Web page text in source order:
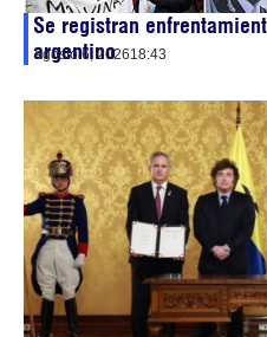
Se registran
argentino
agosto 6, 202618:43